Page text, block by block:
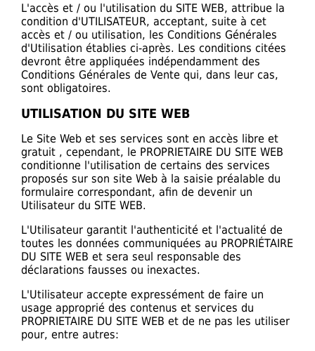
L'accès et / ou l'utilisation du SITE WEB, attribue la
condition d'UTILISATEUR, acceptant, suite à cet
accès et / ou utilisation, les Conditions Générales
d'Utilisation établies ci-après. Les conditions citées
devront être appliquées indépendamment des
Conditions Générales de Vente qui, dans leur cas,
sont obligatoires.
UTILISATION DU SITE WEB
Le Site Web et ses services sont en accès libre et
gratuit , cependant, le PROPRIETAIRE DU SITE WEB
conditionne l'utilisation de certains des services
proposés sur son site Web à la saisie préalable du
formulaire correspondant, afin de devenir un
Utilisateur du SITE WEB.
L'Utilisateur garantit l'authenticité et l'actualité de
toutes les données communiquées au PROPRIÉTAIRE
DU SITE WEB et sera seul responsable des
déclarations fausses ou inexactes.
L'Utilisateur accepte expressément de faire un
usage approprié des contenus et services du
PROPRIETAIRE DU SITE WEB et de ne pas les utiliser
pour, entre autres: